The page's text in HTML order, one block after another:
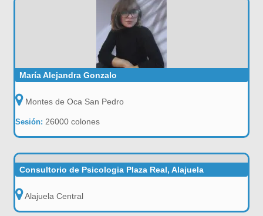
María Alejandra Gonzalo
Montes de Oca San Pedro
Sesión:26000 colones
Consultorio de Psicologia Plaza Real, Alajuela
Alajuela Central